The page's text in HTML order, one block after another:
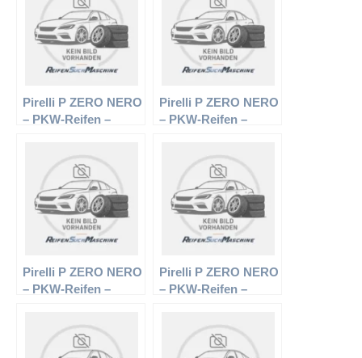
Pirelli P ZERO NERO
– PKW-Reifen –
Pirelli P ZERO NERO
– PKW-Reifen –
Pirelli P ZERO NERO
– PKW-Reifen –
Pirelli P ZERO NERO
– PKW-Reifen –